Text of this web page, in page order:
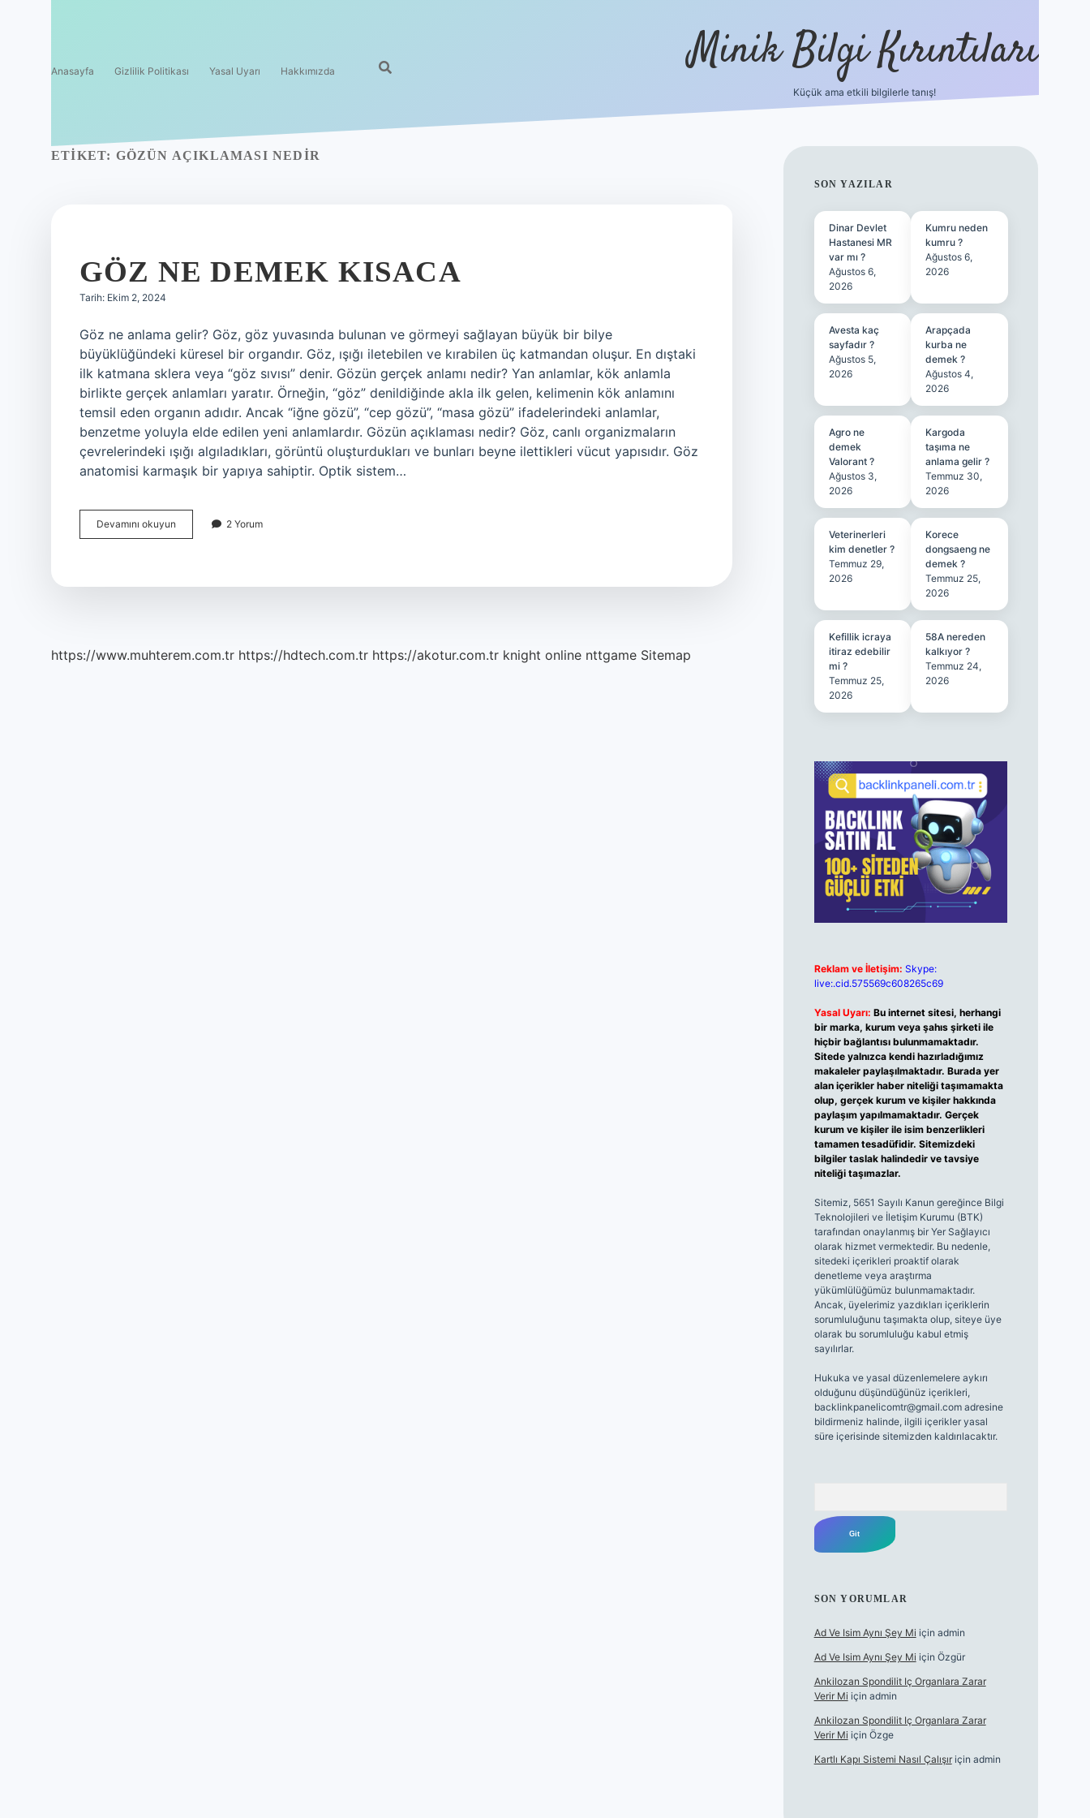
Anasayfa Gizlilik Politikası Yasal Uyarı Hakkımızda Minik Bilgi Kırıntıları
Küçük ama etkili bilgilerle tanış!
ETIKET: GÖZÜN AÇIKLAMASI NEDIR
GÖZ NE DEMEK KISACA
Tarih: Ekim 2, 2024
Göz ne anlama gelir? Göz, göz yuvasında bulunan ve görmeyi sağlayan büyük bir bilye
büyüklüğündeki küresel bir organdır. Göz, ışığı iletebilen ve kırabilen üç katmandan oluşur. En dıştaki
ilk katmana sklera veya “göz sıvısı” denir. Gözün gerçek anlamı nedir? Yan anlamlar, kök anlamla
birlikte gerçek anlamları yaratır. Örneğin, “göz” denildiğinde akla ilk gelen, kelimenin kök anlamını
temsil eden organın adıdır. Ancak “iğne gözü”, “cep gözü”, “masa gözü” ifadelerindeki anlamlar,
benzetme yoluyla elde edilen yeni anlamlardır. Gözün açıklaması nedir? Göz, canlı organizmaların
çevrelerindeki ışığı algıladıkları, görüntü oluşturdukları ve bunları beyne ilettikleri vücut yapısıdır. Göz
anatomisi karmaşık bir yapıya sahiptir. Optik sistem…
Devamını okuyun
Ne
2 Yorum
https://www.muhterem.com.tr https://hdtech.com.tr https://akotur.com.tr knight online nttgame Sitemap
SIDEBAR
SON YAZILAR
Dinar Devlet
Hastanesi MR
var mı ?
Ağustos 6,
2026
Kumru neden
kumru ?
Ağustos 6,
2026
Avesta kaç
sayfadır ?
Ağustos 5,
2026
Arapçada
kurba ne
demek ?
Ağustos 4,
2026
Agro ne
demek
Valorant ?
Ağustos 3,
2026
Kargoda
taşıma ne
anlama gelir ?
Temmuz 30,
2026
Veterinerleri
kim denetler ?
Temmuz 29,
2026
Korece
dongsaeng ne
demek ?
Temmuz 25,
2026
Kefillik icraya
itiraz edebilir
mi ?
Temmuz 25,
2026
58A nereden
kalkıyor ?
Temmuz 24,
2026
Reklam ve İletişim: Skype:
live:.cid.575569c608265c69
Yasal Uyarı: Bu internet sitesi, herhangi
bir marka, kurum veya şahıs şirketi ile
hiçbir bağlantısı bulunmamaktadır.
Sitede yalnızca kendi hazırladığımız
makaleler paylaşılmaktadır. Burada yer
alan içerikler haber niteliği taşımamakta
olup, gerçek kurum ve kişiler hakkında
paylaşım yapılmamaktadır. Gerçek
kurum ve kişiler ile isim benzerlikleri
tamamen tesadüfidir. Sitemizdeki
bilgiler taslak halindedir ve tavsiye
niteliği taşımazlar.
Sitemiz, 5651 Sayılı Kanun gereğince Bilgi
Teknolojileri ve İletişim Kurumu (BTK)
tarafından onaylanmış bir Yer Sağlayıcı
olarak hizmet vermektedir. Bu nedenle,
sitedeki içerikleri proaktif olarak
denetleme veya araştırma
yükümlülüğümüz bulunmamaktadır.
Ancak, üyelerimiz yazdıkları içeriklerin
sorumluluğunu taşımakta olup, siteye üye
olarak bu sorumluluğu kabul etmiş
sayılırlar.
Hukuka ve yasal düzenlemelere aykırı
olduğunu düşündüğünüz içerikleri,
backlinkpanelicomtr@gmail.comadresine
bildirmeniz halinde, ilgili içerikler yasal
süre içerisinde sitemizden kaldırılacaktır.
SON YORUMLAR
Ad Ve Isim Aynı Şey Mi için admin
Ad Ve Isim Aynı Şey Mi için Özgür
Ankilozan Spondilit Iç Organlara Zarar
Verir Mi için admin
Ankilozan Spondilit Iç Organlara Zarar
Verir Mi için Özge
Kartlı Kapı Sistemi Nasıl Çalışıriçin admin
ilbet